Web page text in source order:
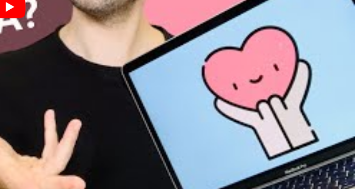
o Verkami, por mencionar dos
tu comentario.